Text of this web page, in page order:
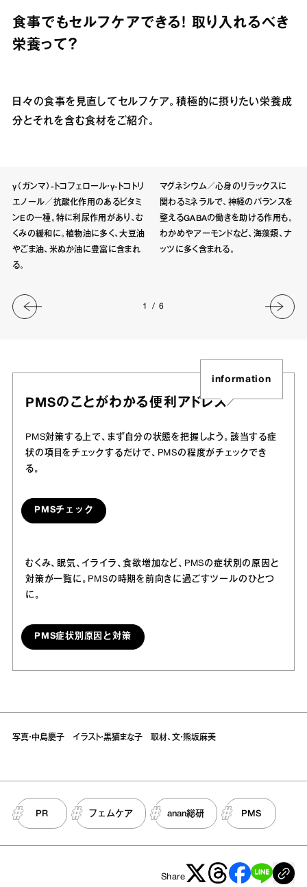
食事でもセルフケアできる！ 取り入れるべき
栄養って？
日々の食事を見直してセルフケア。積極的に摂りたい栄養成
分とそれを含む食材をご紹介。
γ（ガンマ）-トコフェロール・γ-トコトリ
エノール／抗酸化作用のあるビタミ
ンEの一種。特に利尿作用があり、む
くみの緩和に。植物油に多く、大豆油
やごま油、米ぬか油に豊富に含まれ
る。
マグネシウム／心身のリラックスに
関わるミネラルで、神経のバランスを
整えるGABAの働きを助ける作用も。
わかめやアーモンドなど、海藻類、ナ
ッツに多く含まれる。
1 / 6
PMSのことがわかる便利アドレス
information
PMS対策する上で、まず自分の状態を把握しよう。該当する症
状の項目をチェックするだけで、PMSの程度がチェックでき
る。
PMSチェック
むくみ、眠気、イライラ、食欲増加など、PMSの症状別の原因と
対策が一覧に。PMSの時期を前向きに過ごすツールのひとつ
に。
PMS症状別原因と対策
写真・中島慶子 イラスト・黒猫まな子 取材、文・熊坂麻美
PR フェムケア anan総研 PMS
Share